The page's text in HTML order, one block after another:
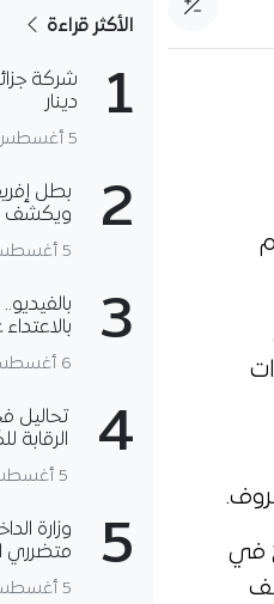
في
الأكثر قراءة
1
شركة
دينار
5 أغسطس 2026
2
ويكشف
5 أغسطس 2026
3
6 أغسطس 2026
4
تحاليل
5 أغسطس 2026
5
متضرري
5 أغسطس 2026